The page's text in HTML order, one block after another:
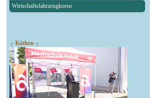
Wirtschaftsfahrzeugkorso
┌ Köthen ┐